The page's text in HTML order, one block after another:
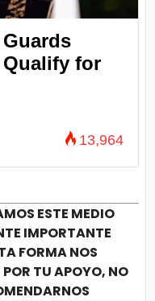
for
13,964
ESTE MEDIO
IMPORTANTE
FORMA NOS
TU APOYO, NO